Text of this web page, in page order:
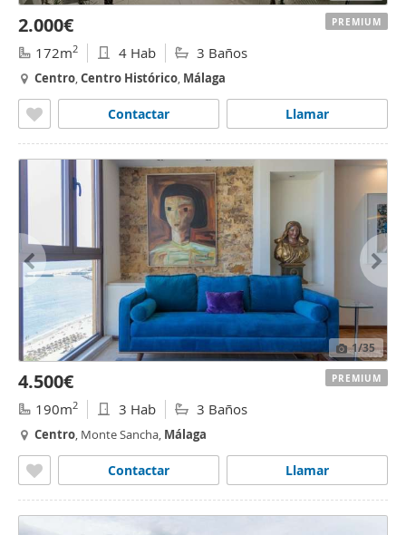
2.000€
172m2 4 Hab 3 Baños
Centro,Centro Histórico, Málaga
Llamar
Contactar
PREMIUM
1/35
4.500€
190m2 3 Hab 3 Baños
Centro, Monte Sancha, Málaga
Llamar
Contactar
PREMIUM